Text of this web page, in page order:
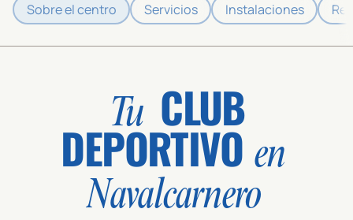
Sobre el centro Servicios Instalaciones
Tu CLUB
DEPORTIVO en
Navalcarnero